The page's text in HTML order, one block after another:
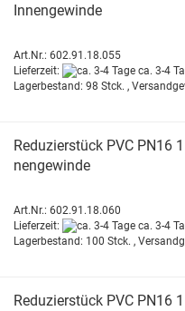
In­nen­ge­win­de
Art.Nr.: 602.91.18.055
Lieferzeit:
ca. 3-4
Lagerbestand: 98 Stck. ,
Re­du­zier­stück PVC PN16
nen­ge­win­de
Art.Nr.: 602.91.18.060
Lieferzeit:
ca. 3-4
Lagerbestand: 100 Stck. ,
Re­du­zier­stück PVC PN16